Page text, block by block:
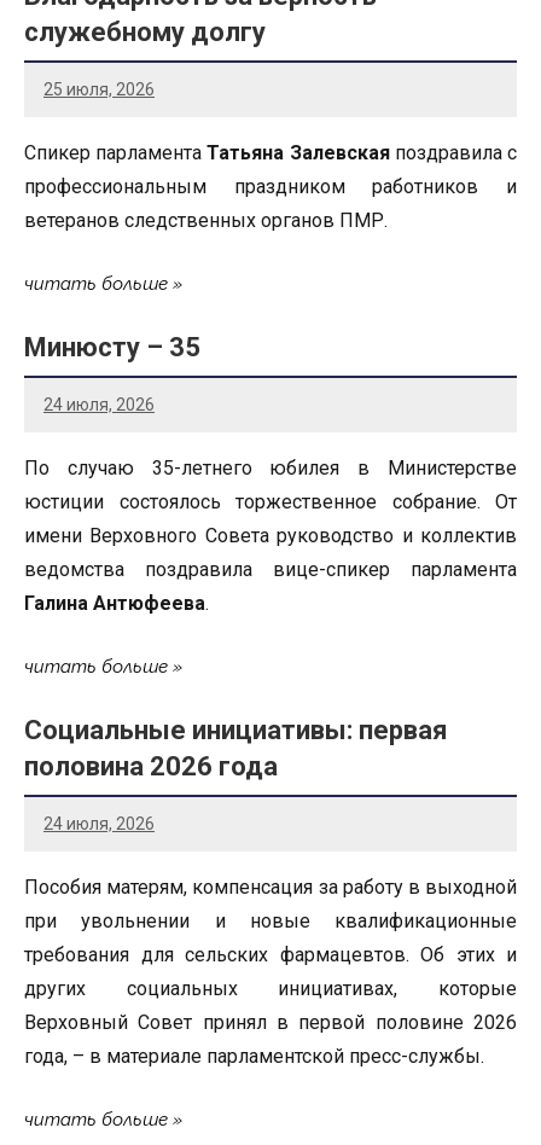
служебному долгу
25 июля, 2026
Спикер парламентаТатьяна Залевскаяпоздравила с
профессиональным праздником работников и
ветеранов следственных органов ПМР.
читать больше
Минюсту – 35
24 июля, 2026
По случаю 35-летнего юбилея в Министерстве
юстиции состоялось торжественное собрание. От
имени Верховного Совета руководство и коллектив
ведомства поздравила вице-спикер парламента
Галина Антюфеева.
читать больше
Социальные инициативы: первая
половина 2026 года
24 июля, 2026
Пособия матерям, компенсация за работу в выходной
при увольнении и новые квалификационные
требования для сельских фармацевтов. Об этих и
других социальных инициативах, которые
Верховный Совет принял в первой половине 2026
года, – в материале парламентской пресс-службы.
читать больше